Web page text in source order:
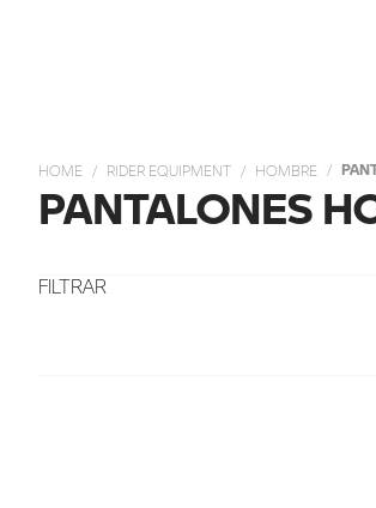
RIDER EQUIPMENT HOMBRE
PANTALONES